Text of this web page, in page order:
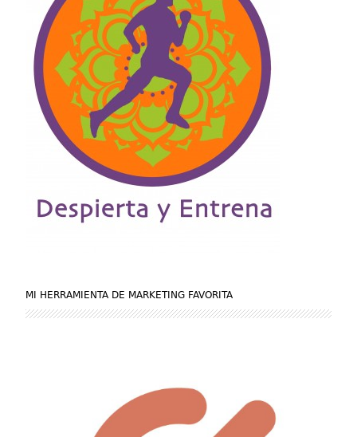
MI HERRAMIENTA DE MARKETING FAVORITA